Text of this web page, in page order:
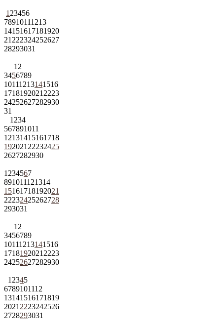
1 23456
78910111213
14151617181920
21 222324252627
28293031
1 2
3456789
10111213141516
1718192021 2223
24252627282930
31
1 234
567891011
12131415161718
192021 22232425
2627282930
1 234567
891011121314
15161718192021
22232425262728
293031
1 2
3456789
10111213141516
1718192021 2223
24252627282930
1 2345
6789101112
13141516171819
2021 2223242526
2728293031